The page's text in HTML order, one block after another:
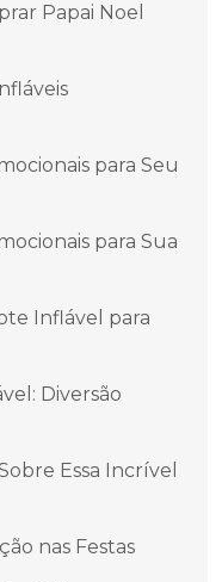
Papai Noel
para Seu
para Sua
Inflável para
Diversão
Essa Incrível
nas Festas